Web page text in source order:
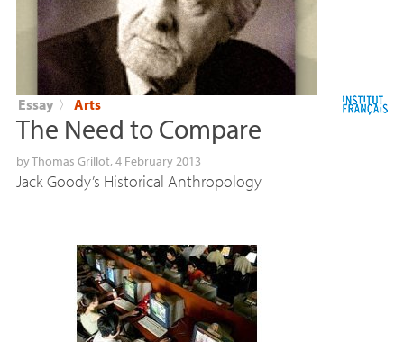
Essay 〉 Arts
The Need to Compare
byThomas Grillot, 4 February 2013
Jack Goody’s Historical Anthropology